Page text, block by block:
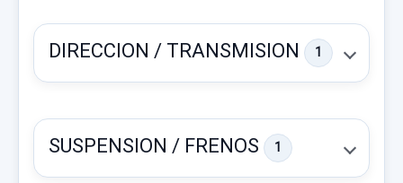
DIRECCION / TRANSMISION 1
SUSPENSION / FRENOS 1